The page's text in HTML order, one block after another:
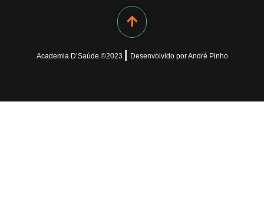
Academia D’Saúde ©2023 | DesenvolvidoporAndré Pinho